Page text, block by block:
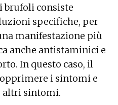
brufoli consiste
specifiche, per
manifestazione più
anche antistaminici e
In questo caso, il
i sintomi e
altri sintomi.